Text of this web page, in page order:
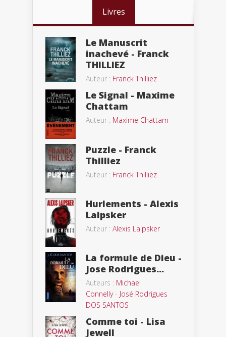
Livres
Le Manuscrit
inachevé - Franck
THILLIEZ
Auteur : Franck Thilliez
Le Signal - Maxime
Chattam
Auteur : Maxime Chattam
Puzzle - Franck
Thilliez
Auteur : Franck Thilliez
Hurlements - Alexis
Laipsker
Auteur : Alexis Laipsker
La formule de Dieu -
Jose Rodrigues...
Auteurs : Michael
Connelly- José Rodrigues
DOS SANTOS
Comme toi - Lisa
Jewell